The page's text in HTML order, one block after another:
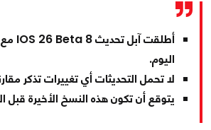
اليوم.
لا تحمل التحديثات أي تغييرات تذكر
يتوقع أن تكون هذه النسخ الأخيرة قبل